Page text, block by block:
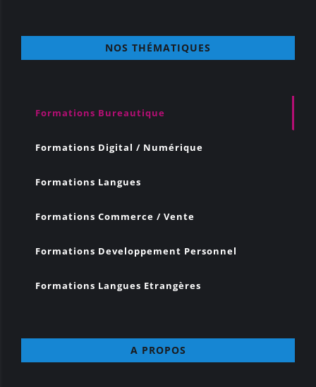
NOS THÉMATIQUES
Formations Bureautique
Formations Digital / Numérique
Formations Langues
Formations Commerce / Vente
Formations Developpement Personnel
Formations Langues Etrangères
A PROPOS